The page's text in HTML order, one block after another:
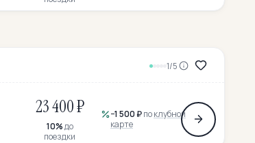
1/5
23 400 ₽
10%до
поездки
−1 500 ₽поклубной
карте